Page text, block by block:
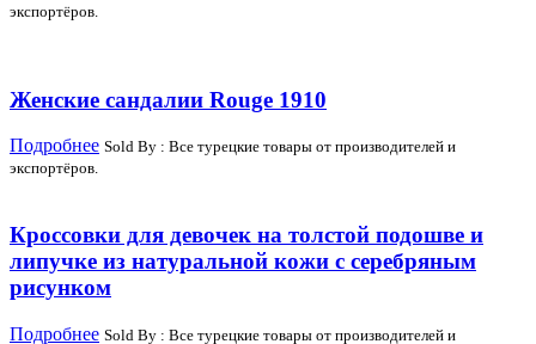
экспортёров.
Женские сандалии Rouge 1910
Подробнее Sold By : Все турецкие товары от производителей и
экспортёров.
Кроссовки для девочек на толстой подошве и
липучке из натуральной кожи с серебряным
рисунком
Подробнее Sold By : Все турецкие товары от производителей и